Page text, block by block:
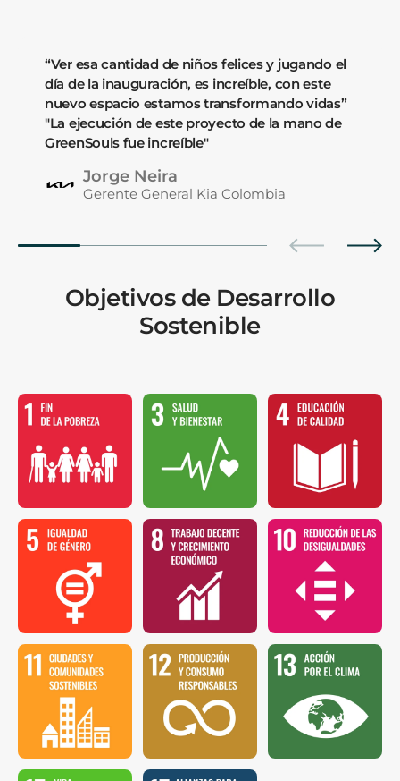
“Ver esa cantidad de niños felices y jugando el
día de la inauguración, es increíble, con este
nuevo espacio estamos transformando vidas”
"La ejecución de este proyecto de la mano de
GreenSouls fue increíble"
Jorge Neira
Gerente General Kia Colombia
Objetivos de Desarrollo
Sostenible